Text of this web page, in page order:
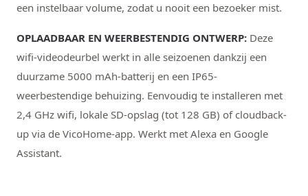
een instelbaar volume, zodat u nooit een bezoeker mist.
OPLAADBAAR EN WEERBESTENDIG ONTWERP: Deze
wifi-videodeurbel werkt in alle seizoenen dankzij een
duurzame 5000 mAh-batterij en een IP65-
weerbestendige behuizing. Eenvoudig te installeren met
2,4 GHz wifi, lokale SD-opslag (tot 128 GB) of cloudback-
up via de VicoHome-app. Werkt met Alexa en Google
Assistant.